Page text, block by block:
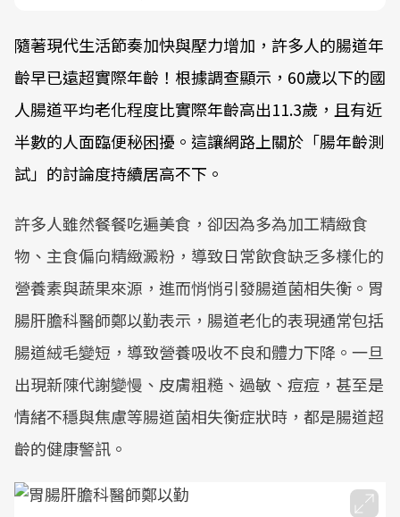
隨著現代生活節奏加快與壓力增加，許多人的腸道年
齡早已遠超實際年齡！ 根據調查顯示 ，60歲以下的國
人腸道平均老化程度比實際年齡高出11.3歲，且有近
半數的人面臨便秘困擾。這讓網路上關於「腸年齡測
試」的討論度持續居高不下。
許多人雖然餐餐吃遍美食，卻因為多為加工精緻食
物、主食偏向精緻澱粉，導致日常飲食缺乏多樣化的
營養素與蔬果來源，進而悄悄引發腸道菌相失衡。胃
腸肝膽科醫師鄭以勤表示，腸道老化的表現通常包括
腸道絨毛變短，導致營養吸收不良和體力下降。一旦
出現新陳代謝變慢、皮膚粗糙、過敏、痘痘，甚至是
情緒不穩與焦慮等腸道菌相失衡症狀時，都是腸道超
齡的健康警訊。